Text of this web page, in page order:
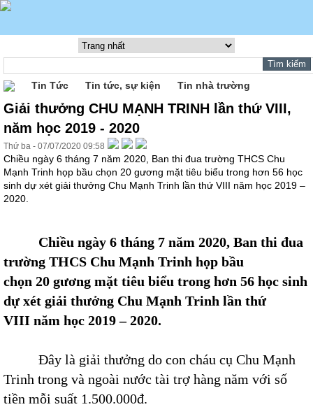
Tin Tức Tin tức, sự kiện Tin nhà trường
Giải thưởng CHU MẠNH TRINH lần thứ VIII,
năm học 2019 - 2020
Thứ ba - 07/07/2020 09:58
Chiều ngày 6 tháng 7 năm 2020, Ban thi đua trường THCS Chu
Mạnh Trinh họp bầu chọn 20 gương mặt tiêu biểu trong hơn 56 học
sinh dự xét giải thưởng Chu Mạnh Trinh lần thứ VIII năm học 2019 –
2020.
Chiều ngày 6 tháng 7 năm 2020, Ban thi đua
trường THCS Chu Mạnh Trinh họp bầu
chọn 20 gương mặt tiêu biểu trong hơn 56 học sinh
dự xét giải thưởng Chu Mạnh Trinh lần thứ
VIII năm học 2019– 2020.
Đây là giải thưởng do con cháu cụ Chu Mạnh
Trinh trong và ngoài nước tài trợ hàng năm với số
tiền mỗi suất 1.500.000đ.